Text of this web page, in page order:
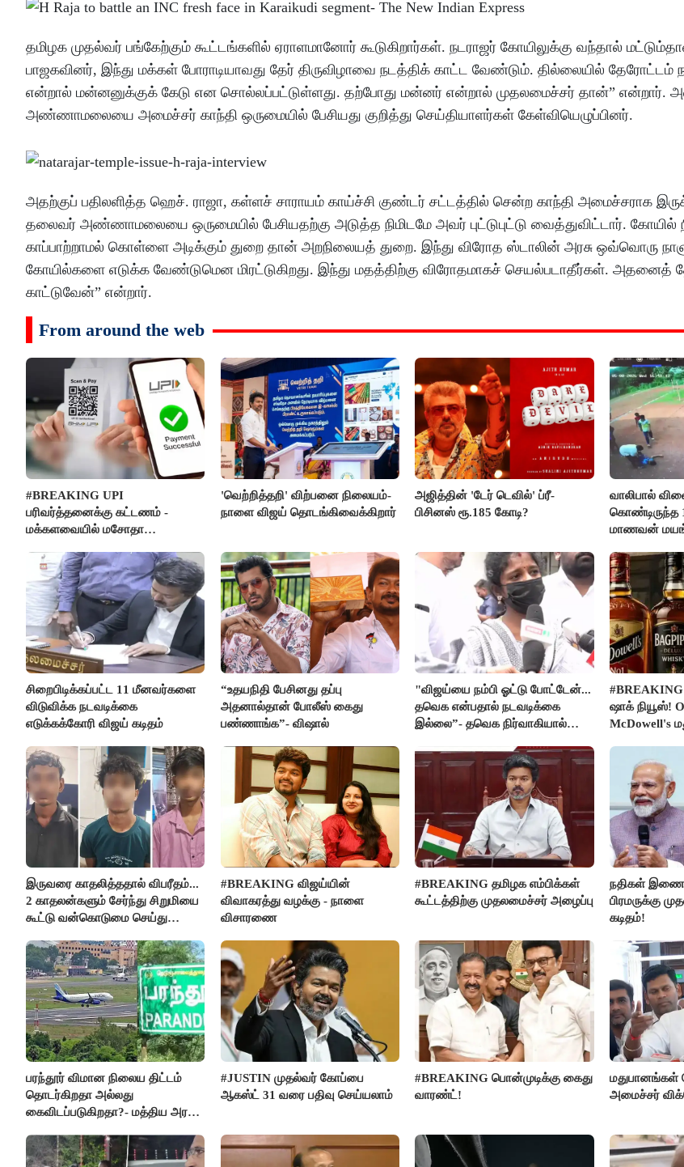
தமிழக முதல்வர் பங்கேற்கும் கூட்டங்களில் ஏராளமானோர் கூடுகிறார்கள். நடராஜர் கோயிலுக்கு வந்தால்
பாஜகவினர், இந்து மக்கள் போராடியாவது தேர் திருவிழாவை நடத்திக் காட்ட வேண்டும். தில்லையில் தேரோட்டம்
என்றால் மன்னனுக்குக் கேடு என சொல்லப்பட்டுள்ளது. தற்போது மன்னர் என்றால் முதலமைச்சர் தான்” என்றார்.
அண்ணாமலையை அமைச்சர் காந்தி ஒருமையில் பேசியது குறித்து செய்தியாளர்கள் கேள்வியெழுப்பினர்.
அதற்குப் பதிலளித்த ஹெச். ராஜா, கள்ளச் சாராயம் காய்ச்சி குண்டர் சட்டத்தில் சென்ற காந்தி அமைச்சராக
தலைவர் அண்ணாமலையை ஒருமையில் பேசியதற்கு அடுத்த நிமிடமே அவர் புட்டுபுட்டு வைத்துவிட்டார்.
காப்பாற்றாமல் கொள்ளை அடிக்கும் துறை தான் அறநிலையத் துறை. இந்து விரோத ஸ்டாலின் அரசு ஒவ்வொரு
கோயில்களை எடுக்க வேண்டுமென மிரட்டுகிறது. இந்து மதத்திற்கு விரோதமாகச் செயல்படாதீர்கள். அதனைத்
காட்டுவேன்” என்றார்.
From around the web
#BREAKING UPI
பரிவர்த்தனைக்கு கட்டணம் -
மக்களவையில் மசோதா
'வெற்றித்தறி' விற்பனை நிலையம்-
நாளை விஜய் தொடங்கிவைக்கிறார்
அஜித்தின் 'டேர் டெவில்' ப்ரீ-
பிசினஸ் ரூ.185 கோடி?
வாலிபால்
கொண்டிருந்த
மாணவன்
சிறைபிடிக்கப்பட்ட 11 மீனவர்களை
விடுவிக்க நடவடிக்கை
எடுக்கக்கோரி விஜய் கடிதம்
“உதயநிதி பேசினது தப்பு
அதனால்தான் போலீஸ் கைது
பண்ணாங்க”- விஷால்
"விஜய்யை நம்பி ஓட்டு போட்டேன்...
தவெக என்பதால் நடவடிக்கை
இல்லை”- தவெக நிர்வாகியால்
#BREAKING
ஷாக் நியூஸ்!
McDowell's
இருவரை காதலித்ததால் விபரீதம்...
2 காதலன்களும் சேர்ந்து சிறுமியை
கூட்டு வன்கொடுமை செய்து
#BREAKING விஜய்யின்
விவாகரத்து வழக்கு - நாளை
விசாரணை
#BREAKING தமிழக எம்பிக்கள்
கூட்டத்திற்கு முதலமைச்சர் அழைப்பு
நதிகள்
பிரமருக்கு
கடிதம்!
பரந்தூர் விமான நிலைய திட்டம்
தொடர்கிறதா அல்லது
கைவிடப்படுகிறதா?- மத்திய அரசு
#JUSTIN முதல்வர் கோப்பை
ஆகஸ்ட் 31 வரை பதிவு செய்யலாம்
#BREAKING பொன்முடிக்கு கைது
வாரண்ட்!
மதுபானங்கள்
அமைச்சர்